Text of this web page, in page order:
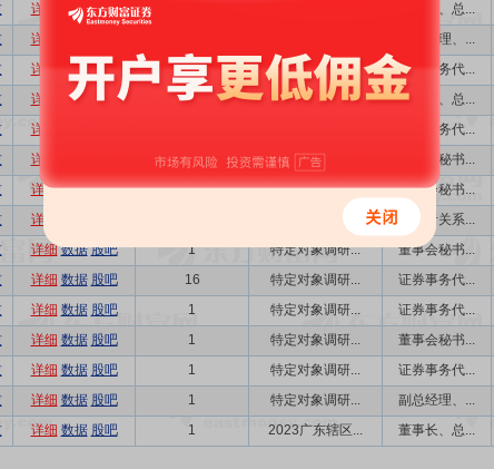
详细 数据 股吧 董事长、总...
详细 副总经理、...
详细 数据 股吧 1 特定对象调研 证券事务代...
详细 数据 股吧 1 业绩说明会 董事长、总...
详细 证券事务代...
详细 2 特定对象调研 董事会秘书...
详细 数据 股吧 2 特定对象调研 董事会秘书...
详细 特定对象调研 投资者关系...
详细 数据 股吧 1 特定对象调研... 董事会秘书...
详细 数据 股吧 16 特定对象调研... 证券事务代...
详细 数据 股吧 1 特定对象调研... 证券事务代...
详细 数据 股吧 1 特定对象调研... 董事会秘书...
详细 数据 股吧 1 特定对象调研... 证券事务代...
详细 数据 股吧 1 特定对象调研... 副总经理、...
详细 数据 股吧 1 2023广东辖区... 董事长、总...